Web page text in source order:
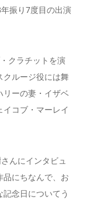
振り7度目の出演
クラチットを演
クルージ役には舞
リーの妻・イザベ
コブ・マーレイ
んにインタビュ
にちなんで、お
念日についてう